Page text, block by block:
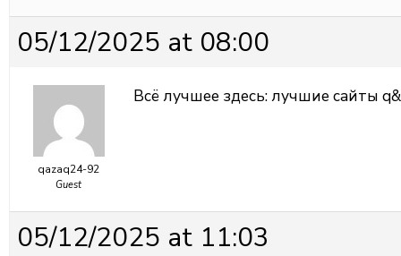
05/12/2025 at 08:00
qazaq24-92
Guest
Всё лучшее здесь:лучшие сайты
05/12/2025 at 11:03